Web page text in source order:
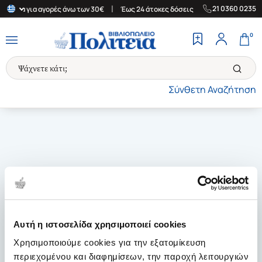
Αυτή η ιστοσελίδα χρησιμοποιεί cookies
Χρησιμοποιούμε cookies για την εξατομίκευση
περιεχομένου και διαφημίσεων, την παροχή λειτουργιών
για αγορές άνω των 30€ Έως 24 άτοκες δόσεις | Δωρεάν
21 0360 0235
Σύνθετη Αναζήτηση
0